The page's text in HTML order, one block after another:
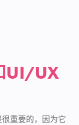
UI/UX
重要的，因为它